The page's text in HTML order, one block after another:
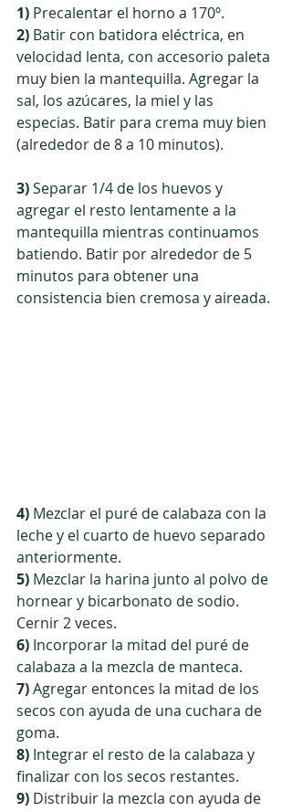
1) Precalentar el horno a 170º.
2) Batir con batidora eléctrica, en
velocidad lenta, con accesorio paleta
muy bien la mantequilla. Agregar la
sal, los azúcares, la miel y las
especias. Batir para crema muy bien
(alrededor de 8 a 10 minutos).
3) Separar 1/4 de los huevos y
agregar el resto lentamente a la
mantequilla mientras continuamos
batiendo. Batir por alrededor de 5
minutos para obtener una
consistencia bien cremosa y aireada.
4) Mezclar el puré de calabaza con la
leche y el cuarto de huevo separado
anteriormente.
5) Mezclar la harina junto al polvo de
hornear y bicarbonato de sodio.
Cernir 2 veces.
6) Incorporar la mitad del puré de
calabaza a la mezcla de manteca.
7) Agregar entonces la mitad de los
secos con ayuda de una cuchara de
goma.
8) Integrar el resto de la calabaza y
finalizar con los secos restantes.
9) Distribuir la mezcla con ayuda de